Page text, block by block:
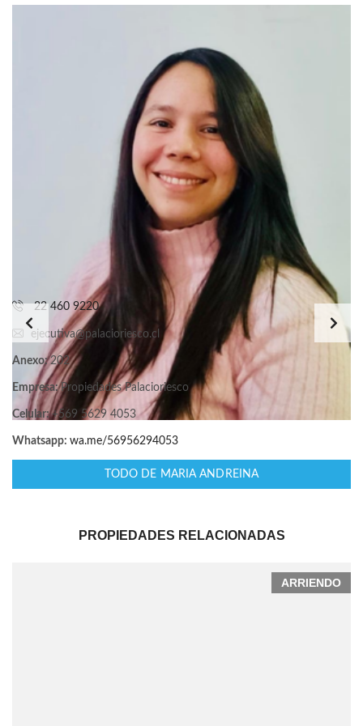
22 460 9220
ejecutiva@palacioriesco.cl
Anexo:202
Empresa:Propiedades Palacioriesco
Celular:+569 5629 4053
Whatsapp: wa.me/56956294053
TODO DE MARIA ANDREINA
PROPIEDADES RELACIONADAS
ARRIENDO